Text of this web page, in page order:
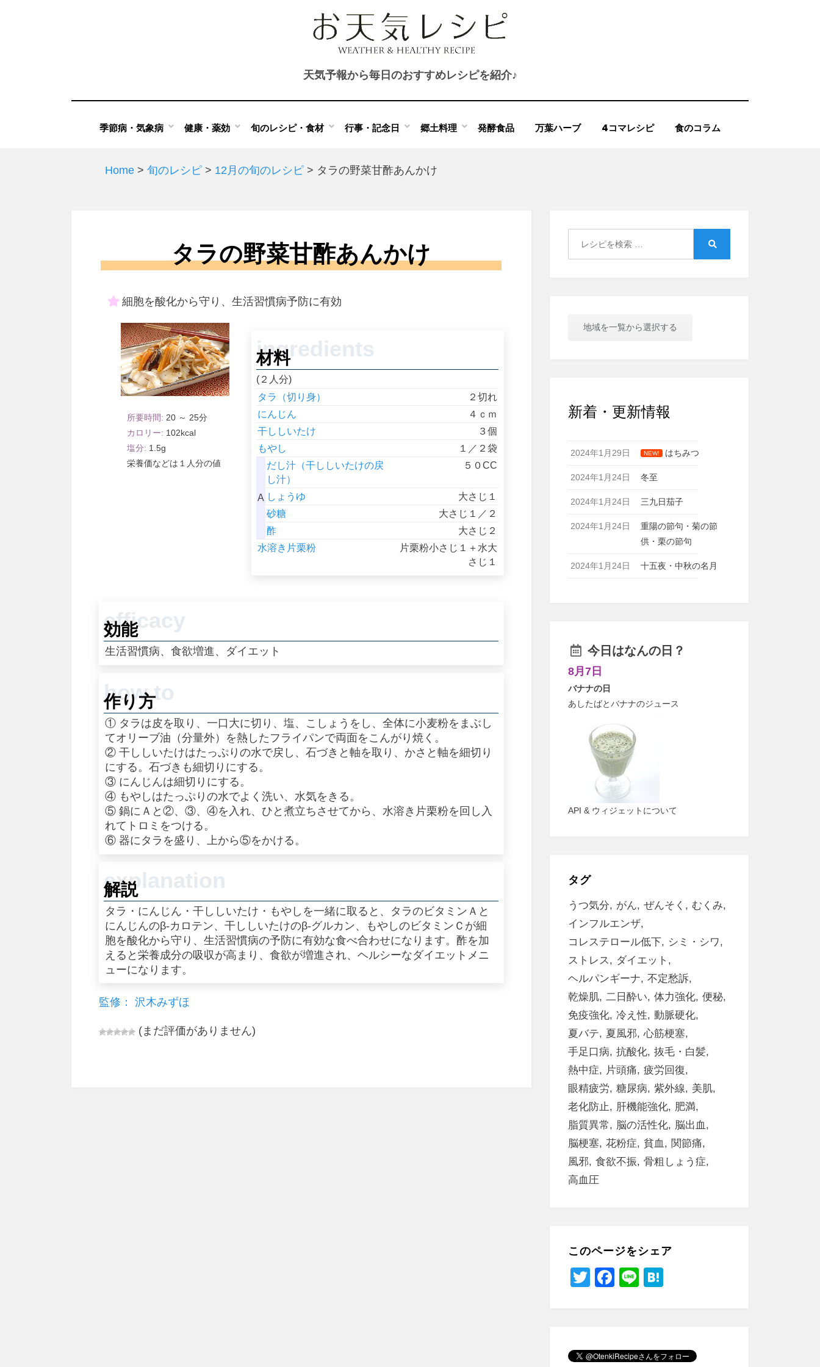
天気予報から毎日のおすすめレシピを紹介♪
季節病・気象病 健康・薬効 旬のレシピ・食材 行事・記念日 郷土料理 発酵食品 万葉ハーブ 4コマレシピ 食のコラム
Home > 旬のレシピ > 12月の旬のレシピ > タラの野菜甘酢あんかけ
タラの野菜甘酢あんかけ
細胞を酸化から守り、生活習慣病予防に有効
20 ～ 25
102
1.5
１人分
材料
(２人分)
タラ（切り身）
２切れ
にんじん
４ｃｍ
干ししいたけ
３個
もやし
１／２袋
A
だし汁（干ししいたけの戻
し汁）
５０CC
しょうゆ
大さじ１
砂糖
大さじ１／２
酢
大さじ２
水溶き片栗粉
片栗粉小さじ１＋水大
さじ１
効能
生活習慣病、食欲増進、ダイエット
作り方
① タラは皮を取り、一口大に切り、塩、こしょうをし、全体に小麦粉をまぶし
てオリーブ油（分量外）を熱したフライパンで両面をこんがり焼く。
② 干ししいたけはたっぷりの水で戻し、石づきと軸を取り、かさと軸を細切り
にする。石づきも細切りにする。
③ にんじんは細切りにする。
④ もやしはたっぷりの水でよく洗い、水気をきる。
⑤ 鍋にＡと②、③、④を入れ、ひと煮立ちさせてから、水溶き片栗粉を回し入
れてトロミをつける。
⑥ 器にタラを盛り、上から⑤をかける。
解説
タラ・にんじん・干ししいたけ・もやしを一緒に取ると、タラのビタミンＡと
にんじんのβ‐カロテン、干ししいたけのβ‐グルカン、もやしのビタミンＣが細
胞を酸化から守り、生活習慣病の予防に有効な食べ合わせになります。酢を加
えると栄養成分の吸収が高まり、食欲が増進され、ヘルシーなダイエットメニ
ューになります。
監修： 沢木みずほ
(まだ評価がありません)
地域を一覧から選択する
新着・更新情報
2024年1月29日 NEW! はちみつ
2024年1月24日 冬至
2024年1月24日 三九日茄子
2024年1月24日
重陽の節句・菊の節
供・栗の節句
2024年1月24日 十五夜・中秋の名月
今日はなんの日？
8月7日
バナナの日
あしたばとバナナのジュース
API & ウィジェットについて
タグ
うつ気分 がん ぜんそく
むくみ
インフルエンザ
コレステロール低下
シミ・シワ
ストレス
ダイエット
ヘルパンギーナ
不定愁訴
乾燥肌 二日酔い 体力強化 便秘
免疫強化 冷え性
動脈硬化
夏バテ
夏風邪
心筋梗塞
手足口病
抗酸化 抜毛・白髪
熱中症
片頭痛
疲労回復
眼精疲労
糖尿病 紫外線
美肌
老化防止
肝機能強化
肥満
脂質異常
脳の活性化
脳出血
脳梗塞
花粉症 貧血
関節痛
風邪
食欲不振
骨粗しょう症
高血圧
このページをシェア
T
F
b
Li
a